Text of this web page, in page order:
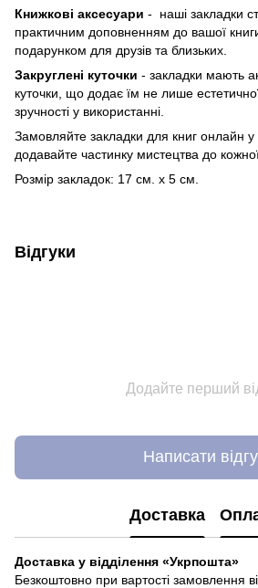
Книжкові аксесуари - наші закладки
практичним доповненням до вашої
подарунком для друзів та близьких.
Закруглені куточки - закладки мають
куточки, що додає їм не лише
зручності у використанні.
Замовляйте закладки для книг онлайн у
додавайте частинку мистецтва до
Розмір закладок: 17 см. х 5 см.
Відгуки
Додайте перший
Написати
Доставка
Доставка у відділення «Укрпошта»
Безкоштовно при вартості замовлення